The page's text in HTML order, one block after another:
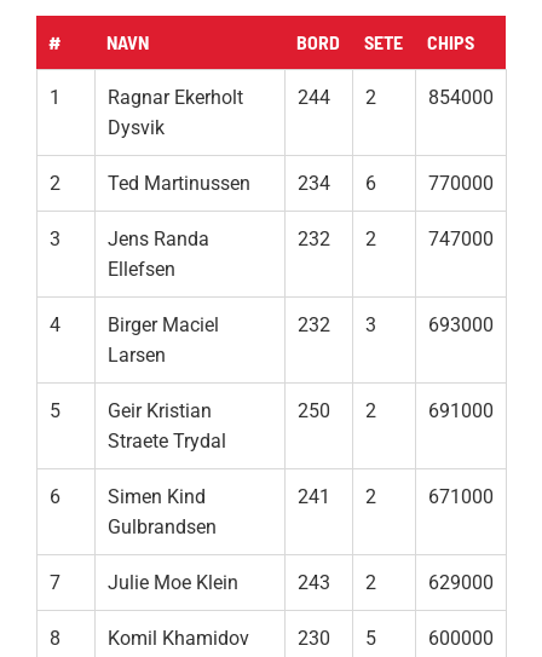
# NAVN BORD SETE CHIPS
1
Ragnar Ekerholt
Dysvik
244 2 854000
2 Ted Martinussen 234 6 770000
3
Jens Randa
Ellefsen
232 2 747000
4
Birger Maciel
Larsen
232 3 693000
5
Geir Kristian
Straete Trydal
250 2 691000
6
Simen Kind
Gulbrandsen
241 2 671000
7 Julie Moe Klein 243 2 629000
8 Komil Khamidov 230 5 600000